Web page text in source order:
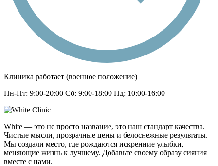
Клиника работает (военное положение)
Пн-Пт: 9:00-20:00 Сб: 9:00-18:00 Нд: 10:00-16:00
White — это не просто название, это наш стандарт качества.
Чистые мысли, прозрачные цены и белоснежные результаты.
Мы создали место, где рождаются искренние улыбки,
меняющие жизнь к лучшему. Добавьте своему образу сияния
вместе с нами.